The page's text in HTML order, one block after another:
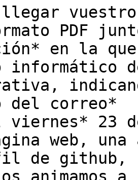
llegar
PDF
en la
del correo*
viernes* 23
web, una
de github,